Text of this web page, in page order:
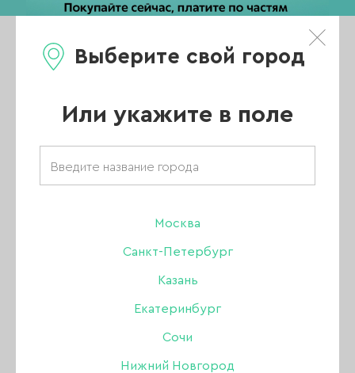
Выберите свой город
Или укажите в поле
Москва
Санкт-Петербург
Казань
Екатеринбург
Сочи
Нижний Новгород
Каталог
Товары бренда
«Joo-Joo»
ПРАЙМЕР / УЛЬТРАБОНД